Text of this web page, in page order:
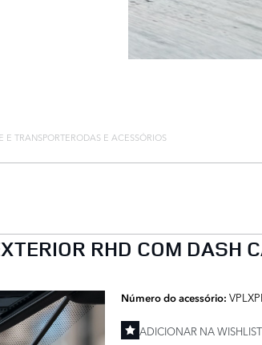
E TRANSPORTERODAS E ACESSÓRIOS
RHD COM DASH
Número do acessório:
ADICIONAR NA WISHLIST